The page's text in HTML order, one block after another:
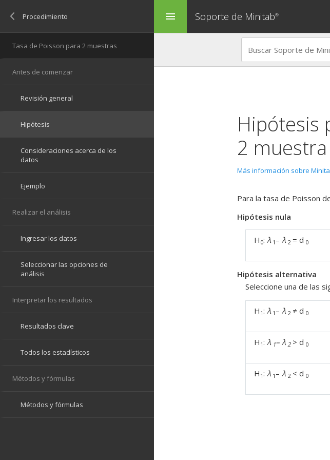
menu Soporte de Minitab®
Hipótesis
2 muestra
Más información sobre
Para la tasa de Poisson
Hipótesis nula
H 0: λ 1 –λ 2 = d 0
Hipótesis alternativa
Seleccione una de las
H 1: λ 1 –λ 2 ≠ d 0
H 1: λ 1–λ 2> d 0
H 1: λ 1 –λ 2 < d 0